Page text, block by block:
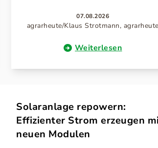
07.08.2026
agrarheute/Klaus Strotmann, agrarheute
Weiterlesen
Solaranlage repowern:
Effizienter Strom erzeugen
neuen Modulen